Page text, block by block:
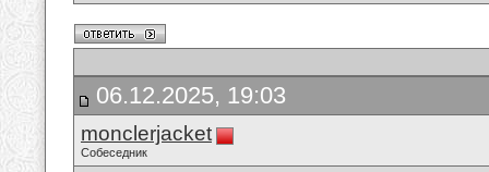
06.12.2025, 19:03
monclerjacket
Собеседник